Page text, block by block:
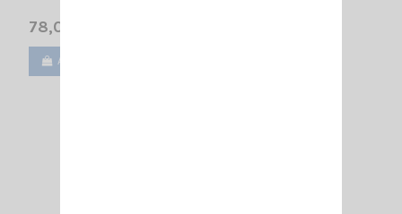
78,00 €
Ajouter au panier